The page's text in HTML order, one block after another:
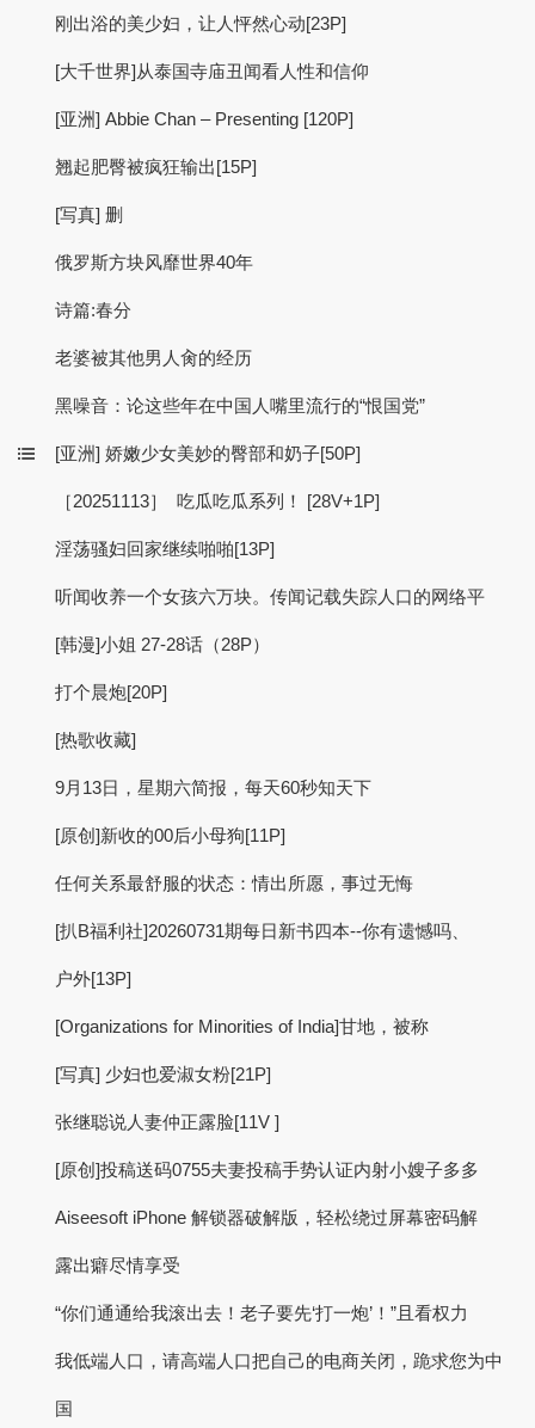
刚出浴的美少妇，让人怦然心动[23P]
[大千世界]从泰国寺庙丑闻看人性和信仰
[亚洲] Abbie Chan – Presenting [120P]
翘起肥臀被疯狂输出[15P]
[写真] 删
俄罗斯方块风靡世界40年
诗篇:春分
老婆被其他男人肏的经历
黑噪音：论这些年在中国人嘴里流行的“恨国党”
[亚洲] 娇嫩少女美妙的臀部和奶子[50P]
［20251113］ 吃瓜吃瓜系列！ [28V+1P]
淫荡骚妇回家继续啪啪[13P]
听闻收养一个女孩六万块。传闻记载失踪人口的网络平
[韩漫]小姐 27-28话（28P）
打个晨炮[20P]
[热歌收藏]
9月13日，星期六简报，每天60秒知天下
[原创]新收的00后小母狗[11P]
任何关系最舒服的状态：情出所愿，事过无悔
[扒B福利社]20260731期每日新书四本--你有遗憾吗、
户外[13P]
[Organizations for Minorities of India]甘地，被称
[写真] 少妇也爱淑女粉[21P]
张继聪说人妻仲正露脸[11V ]
[原创]投稿送码0755夫妻投稿手势认证内射小嫂子多多
Aiseesoft iPhone 解锁器破解版，轻松绕过屏幕密码解
露出癖尽情享受
“你们通通给我滚出去！老子要先‘打一炮’！”且看权力
我低端人口，请高端人口把自己的电商关闭，跪求您为中
国